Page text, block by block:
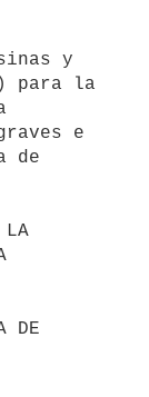
y
para la
e
de
DE